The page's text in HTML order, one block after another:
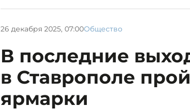
26 декабря 2025, 07:00Общество
В последние
в Ставрополе
ярмарки